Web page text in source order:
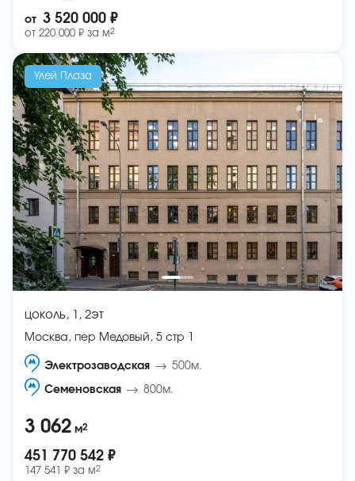
от 3 520 000 ₽
от 220 000 ₽ за м2
Улей Плаза
цоколь, 1, 2эт
Москва, пер Медовый, 5 стр 1
Электрозаводская 500м.
Семеновская 800м.
3 062 м2
451 770 542 ₽
147 541 ₽ за м2